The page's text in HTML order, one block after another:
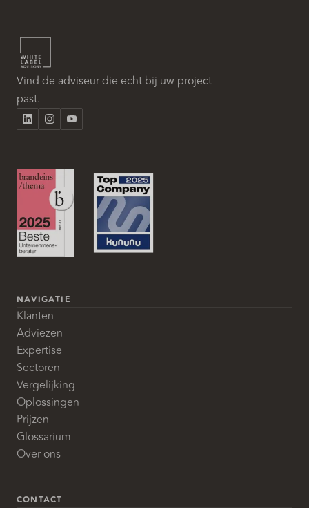
Vind de adviseur die echt bij uw project
past.
NAVIGATIE
Klanten
Adviezen
Expertise
Sectoren
Vergelijking
Oplossingen
Prijzen
Glossarium
Over ons
CONTACT